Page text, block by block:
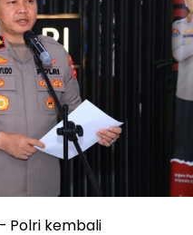
Polri kembali